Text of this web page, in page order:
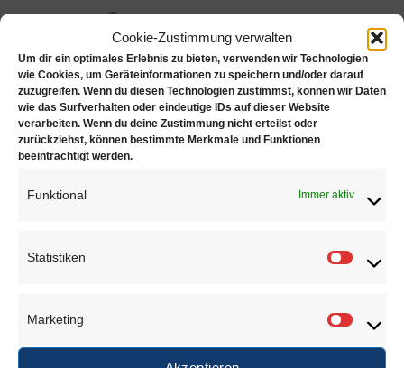
Cookie-Zustimmung verwalten
Um dir ein optimales Erlebnis zu bieten, verwenden wir Technologien
wie Cookies, um Geräteinformationen zu speichern und/oder darauf
zuzugreifen. Wenn du diesen Technologien zustimmst, können wir Daten
wie das Surfverhalten oder eindeutige IDs auf dieser Website
verarbeiten. Wenn du deine Zustimmung nicht erteilst oder
zurückziehst, können bestimmte Merkmale und Funktionen
beeinträchtigt werden.
Funktional Immer aktiv
Statistiken
Marketing
Stiftsausdrücker
„DeLuxe“